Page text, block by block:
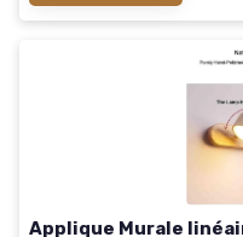
Applique Murale